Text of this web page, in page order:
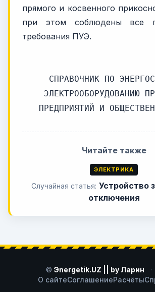
прямого и косвенного
при этом соблюдены все
требования ПУЭ.
СПРАВОЧНИК ПО
ЭЛЕКТРООБОРУДОВАНИЮ
ПРЕДПРИЯТИЙ И
Читайте также
ЭЛЕКТРИКА
Случайная статья: Устройство
отключения
© Эnergetik.UZ || by Ларин ·
О сайтеСоглашениеРасчёты